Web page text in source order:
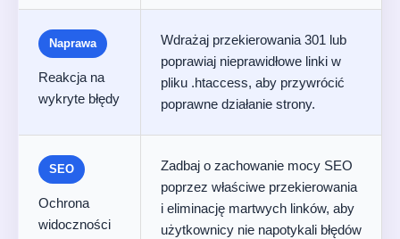
Naprawa
Reakcja na
wykryte błędy
Wdrażaj przekierowania 301 lub
poprawiaj nieprawidłowe linki w
pliku .htaccess, aby przywrócić
poprawne działanie strony.
SEO
Ochrona
widoczności
Zadbaj o zachowanie mocy SEO
poprzez właściwe przekierowania
i eliminację martwych linków, aby
użytkownicy nie napotykali błędów